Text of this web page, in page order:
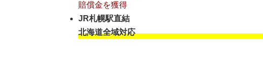
賠償金を獲得
JR札幌駅直結
北海道全域対応